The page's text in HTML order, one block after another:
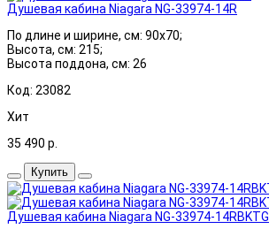
Душевая кабина Niagara NG-33974-14R
По длине и ширине, см: 90x70;
Высота, см: 215;
Высота поддона, см: 26
Код: 23082
Хит
35 490 р.
Купить
Душевая кабина Niagara NG-33974-14RBKTG